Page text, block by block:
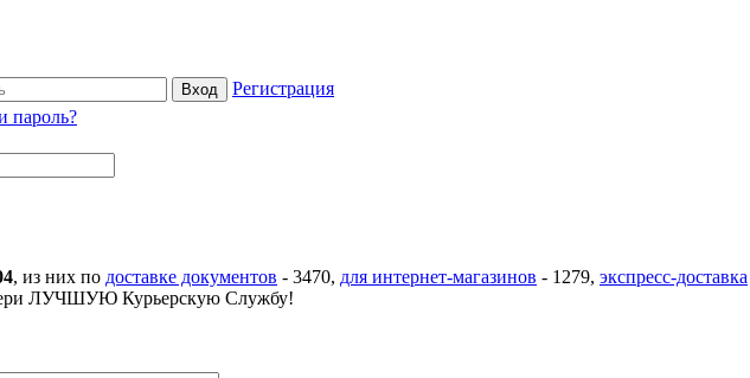
Регистрация
пароль?
, из них по доставке документов - 3470, для интернет-магазинов - 1279, экспресс-доставка
ЛУЧШУЮ Курьерскую Службу!